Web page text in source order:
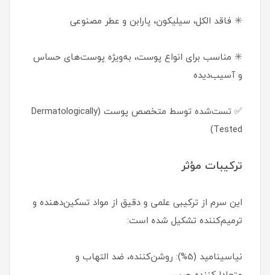
✳️ فاقد الکل، سیلیکون، پارابن و عطر مصنوعی
✳️ مناسب برای انواع پوست، به‌ویژه پوست‌های حساس
و آسیب‌دیده
✅ تست‌شده توسط متخصص پوست (Dermatologically
Tested)
ترکیبات مؤثر
این سرم از ترکیبی علمی و دقیق از مواد تسکین‌دهنده و
ترمیم‌کننده تشکیل شده است:
نیاسینامید (5%): روشن‌کننده، ضد التهاب و